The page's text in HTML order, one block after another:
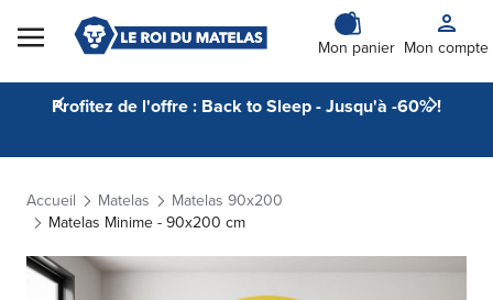
Skip to Content
Mon panier Mon compte
Profitez de l'offre : Back to Sleep - Jusqu'à -60% !
Accueil Matelas
Matelas 90x200
Matelas Minime - 90x200 cm